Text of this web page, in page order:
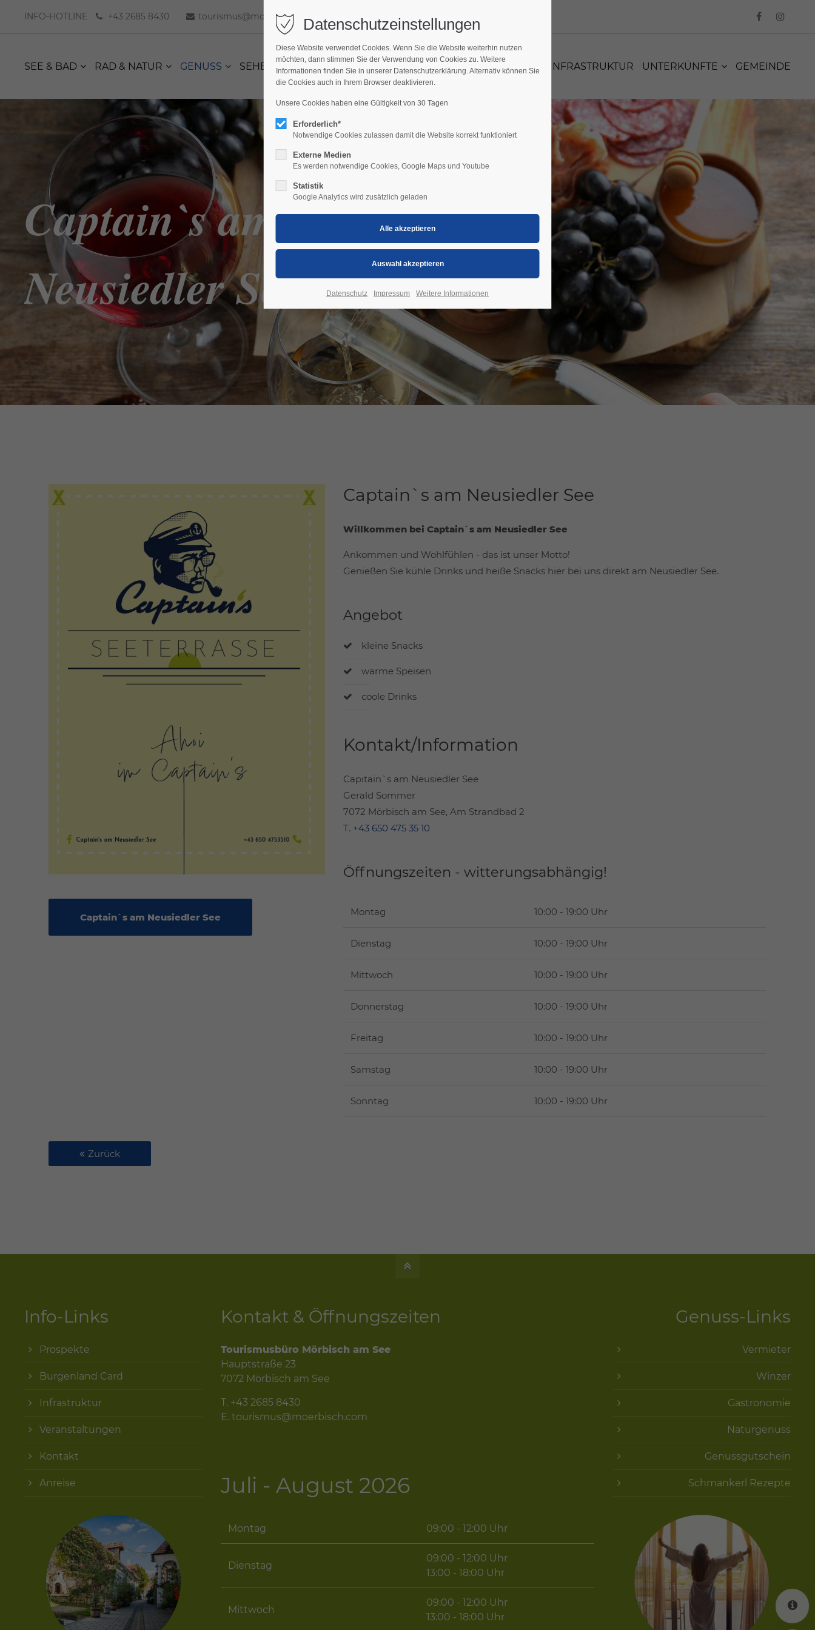
INFO-HOTLINE +43 2685 8430 tourismus@moerbisch.com
SEE & BAD RAD & NATUR GENUSS SEHENSWERT KIDS INFRASTRUKTUR UNTERKÜNFTE GEMEINDE
Captain`s am
Neusiedler See
Captain`s am Neusiedler See
Captain`s am Neusiedler See
Willkommen bei Captain`s am Neusiedler See
Ankommen und Wohlfühlen - das ist unser Motto!
Genießen Sie kühle Drinks und heiße Snacks hier bei uns direkt am Neusiedler See.
Angebot
kleine Snacks
warme Speisen
coole Drinks
Kontakt/Information
Capitain`s am Neusiedler See
Gerald Sommer
7072 Mörbisch am See, Am Strandbad 2
T. +43 650 475 35 10
Öffnungszeiten - witterungsabhängig!
Montag 10:00 - 19:00 Uhr
Dienstag 10:00 - 19:00 Uhr
Mittwoch 10:00 - 19:00 Uhr
Donnerstag 10:00 - 19:00 Uhr
Freitag 10:00 - 19:00 Uhr
Samstag 10:00 - 19:00 Uhr
Sonntag 10:00 - 19:00 Uhr
Zurück
Info-Links
Prospekte
Burgenland Card
Infrastruktur
Veranstaltungen
Kontakt
Anreise
Kontakt & Öffnungszeiten
Tourismusbüro Mörbisch am See
Hauptstraße 23
7072 Mörbisch am See
T. +43 2685 8430
E. tourismus@moerbisch.com
Juli - August 2026
Montag 09:00 - 12:00 Uhr
Dienstag
09:00 - 12:00 Uhr
13:00 - 18:00 Uhr
Mittwoch
09:00 - 12:00 Uhr
13:00 - 18:00 Uhr
Genuss-Links
Vermieter
Winzer
Gastronomie
Naturgenuss
Genussgutschein
Schmankerl Rezepte
Datenschutzeinstellungen
Diese Website verwendet Cookies. Wenn Sie die Website weiterhin nutzen
möchten, dann stimmen Sie der Verwendung von Cookies zu. Weitere
Informationen finden Sie in unserer Datenschutzerklärung. Alternativ können Sie
die Cookies auch in Ihrem Browser deaktivieren.
Unsere Cookies haben eine Gültigkeit von 30 Tagen
Erforderlich*
Notwendige Cookies zulassen damit die Website korrekt funktioniert
Externe Medien
Es werden notwendige Cookies, Google Maps und Youtube
Statistik
Google Analytics wird zusätzlich geladen
Datenschutz Impressum Weitere Informationen